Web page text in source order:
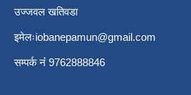
उज्जवल खतिवडा
इमेलःiobanepamun@gmail.com
सम्पर्क नंं 9762888846